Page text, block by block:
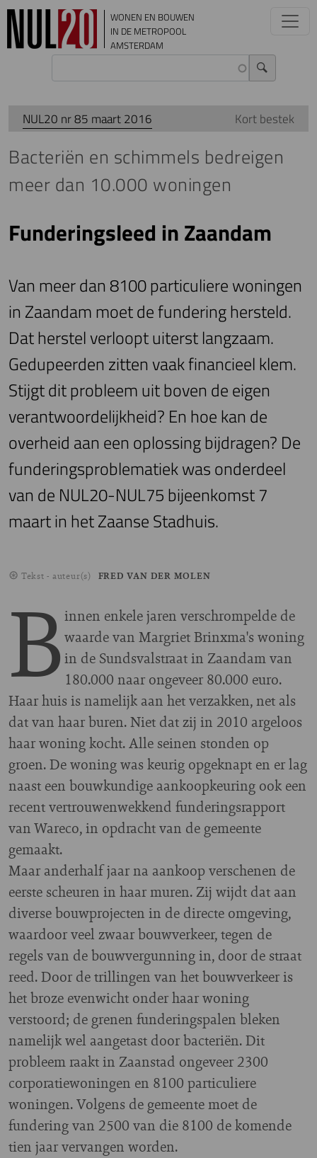
Overslaan en naar de inhoud gaan
WONEN EN BOUWEN
IN DE METROPOOL
AMSTERDAM
NUL20 nr 85 maart 2016 Kort bestek
Bacteriën en schimmels bedreigen
meer dan 10.000 woningen
Funderingsleed in Zaandam
Van meer dan 8100 particuliere woningen
in Zaandam moet de fundering hersteld.
Dat herstel verloopt uiterst langzaam.
Gedupeerden zitten vaak financieel klem.
Stijgt dit probleem uit boven de eigen
verantwoordelijkheid? En hoe kan de
overheid aan een oplossing bijdragen? De
funderingsproblematiek was onderdeel
van de NUL20-NUL75 bijeenkomst 7
maart in het Zaanse Stadhuis.
Tekst - auteur(s) FRED VAN DER MOLEN
B innen enkele jaren verschrompelde de
waarde van Margriet Brinxma's woning
in de Sundsvalstraat in Zaandam van
180.000 naar ongeveer 80.000 euro.
Haar huis is namelijk aan het verzakken, net als
dat van haar buren. Niet dat zij in 2010 argeloos
haar woning kocht. Alle seinen stonden op
groen. De woning was keurig opgeknapt en er lag
naast een bouwkundige aankoopkeuring ook een
recent vertrouwenwekkend funderingsrapport
van Wareco, in opdracht van de gemeente
gemaakt.
Maar anderhalf jaar na aankoop verschenen de
eerste scheuren in haar muren. Zij wijdt dat aan
diverse bouwprojecten in de directe omgeving,
waardoor veel zwaar bouwverkeer, tegen de
regels van de bouwvergunning in, door de straat
reed. Door de trillingen van het bouwverkeer is
het broze evenwicht onder haar woning
verstoord; de grenen funderingspalen bleken
namelijk wel aangetast door bacteriën. Dit
probleem raakt in Zaanstad ongeveer 2300
corporatiewoningen en 8100 particuliere
woningen. Volgens de gemeente moet de
fundering van 2500 van die 8100 de komende
tien jaar vervangen worden.